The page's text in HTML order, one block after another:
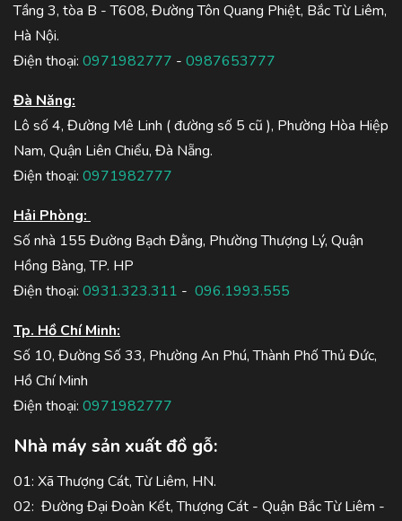
Tầng 3, tòa B - T608, Đường Tôn Quang Phiệt, Bắc Từ Liêm,
Hà Nội.
Điện thoại: 0971982777 - 0987653777
Đà Năng:
Lô số 4, Đường Mê Linh ( đường số 5 cũ ), Phường Hòa Hiệp
Nam, Quận Liên Chiểu, Đà Nẵng.
Điện thoại: 0971982777
Hải Phòng:
Số nhà 155 Đường Bạch Đằng, Phường Thượng Lý, Quận
Hồng Bàng, TP. HP
Điện thoại: 0931.323.311 - 096.1993.555
Tp. Hồ Chí Minh:
Số 10, Đường Số 33, Phường An Phú, Thành Phố Thủ Đức,
Hồ Chí Minh
Điện thoại: 0971982777
Nhà máy sản xuất đồ gỗ:
01: Xã Thượng Cát, Từ Liêm, HN.
02: Đường Đại Đoàn Kết, Thượng Cát - Quận Bắc Từ Liêm -